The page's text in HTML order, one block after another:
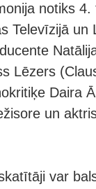
notiks
Televīzijā un
Lēzers
Daira
un
var